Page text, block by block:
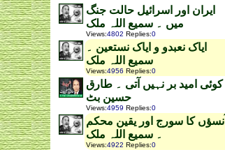
ایران اور اسرائیل حالت جنگ
میں ۔ سمیع اللہ ملک
Views:4802 Replies:0
ایاک نعبدو و ایاک نستعین ۔
سمیع اللہ ملک
Views:4956 Replies:0
کوئی امید بر نہیں آتی ۔ طارق
حسین بٹ
Views:4959 Replies:0
آنسؤں کا سورج اور یقین محکم
۔ سمیع اللہ ملک
Views:4922 Replies:0